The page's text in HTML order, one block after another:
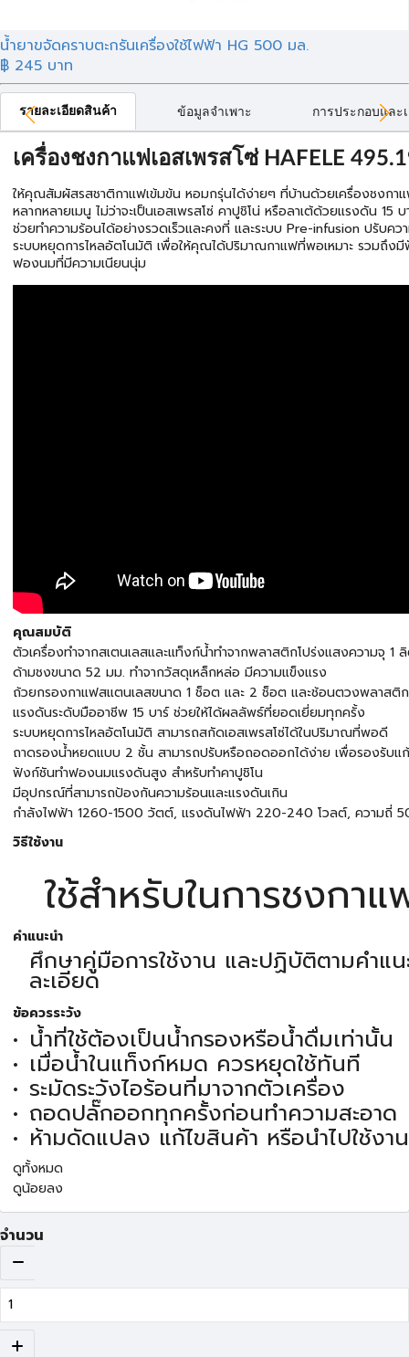
น้ำยาขจัดคราบตะกรันเครื่องใช้ไฟฟ้า HG 500 มล.
฿ 245 บาท
รายละเอียดสินค้า ข้อมูลจำเพาะ การประกอบและ
เครื่องชงกาแฟเอสเพรสโซ่ HAFELE
ให้คุณสัมผัสรสชาติกาแฟเข้มข้น หอมกรุ่นได้ง่ายๆ ที่บ้านด้วยเครื่องชงกา
หลากหลายเมนู ไม่ว่าจะเป็นเอสเพรสโซ่ คาปูชิโน่ หรือลาเต้ด้วยแรงดัน 15
ช่วยทำความร้อนได้อย่างรวดเร็วและคงที่ และระบบ Pre-infusion ปรับ
ระบบหยุดการไหลอัตโนมัติ เพื่อให้คุณได้ปริมาณกาแฟที่พอเหมาะ รวมถึ
ฟองนมที่มีความเนียนนุ่ม
คุณสมบัติ
ตัวเครื่องทำจากสเตนเลสและแท็งก์น้ำทำจากพลาสติกโปร่งแสงความจุ
ด้ามชงขนาด 52 มม. ทำจากวัสดุเหล็กหล่อ มีความแข็งแรง
ถ้วยกรองกาแฟสแตนเลสขนาด 1 ช็อต และ 2 ช็อต และช้อนตวงพลาสติ
แรงดันระดับมืออาชีพ 15 บาร์ ช่วยให้ได้ผลลัพธ์ที่ยอดเยี่ยมทุกครั้ง
ระบบหยุดการไหลอัตโนมัติ สามารถสกัดเอสเพรสโซ่ได้ในปริมาณที่พอดี
ถาดรองน้ำหยดแบบ 2 ชั้น สามารถปรับหรือถอดออกได้ง่าย เพื่อรองรับแ
ฟังก์ชันทำฟองนมแรงดันสูง สำหรับทำคาปูชิโน
มีอุปกรณ์ที่สามารถป้องกันความร้อนและแรงดันเกิน
กำลังไฟฟ้า 1260-1500 วัตต์, แรงดันไฟฟ้า 220-240 โวลต์, ความถี่
วิธีใช้งาน
ใช้สำหรับในการชงกาแ
คำแนะนำ
ศึกษาคู่มือการใช้งาน และปฏิบัติตามคำแ
ละเอียด
ข้อควรระวัง
น้ำที่ใช้ต้องเป็นน้ำกรองหรือน้ำดื่มเท่านั้น
เมื่อน้ำในแท็งก์หมด ควรหยุดใช้ทันที
ระมัดระวังไอร้อนที่มาจากตัวเครื่อง
ถอดปลั๊กออกทุกครั้งก่อนทำความสะอาด
ห้ามดัดแปลง แก้ไขสินค้า หรือนำไปใช้งา
ดูทั้งหมด
ดูน้อยลง
จำนวน